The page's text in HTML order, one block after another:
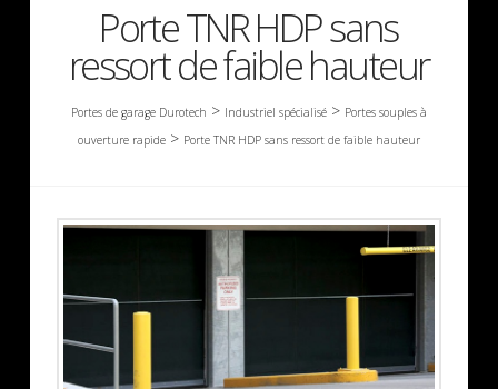
Porte TNR HDP sans
ressort de faible hauteur
Portes de garage Durotech > Industriel spécialisé> Portes souples à
ouverture rapide> Porte TNR HDP sans ressort de faible hauteur